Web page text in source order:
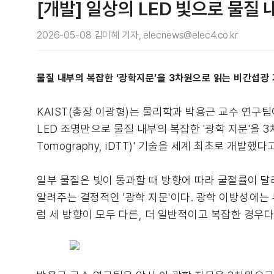
[개발] 일상의 LED 빛으로 물질
2026-05-08 김미혜 기자, elecnews@elec4.co.kr
물질 내부의 복잡한 ‘광학지문’을 3차원으로 읽는 비간섭
KAIST(총장 이광형)는 물리학과 박용근 교수 연구
LED 조명만으로 물질 내부의 복잡한 '광학 지문'을
Tomography, iDTT)' 기술을 세계 최초로 개발했다
일부 물질은 빛이 통과할 때 방향에 따라 굴절률이
알려주는 결정적인 '광학 지문'이다. 광학 이방성에
럼 세 방향이 모두 다른, 더 일반적이고 복잡한 경우